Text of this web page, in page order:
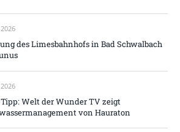
des Limesbahnhofs in Bad Schwalbach
Welt der Wunder TV zeigt
von Hauraton